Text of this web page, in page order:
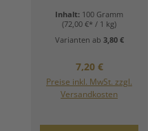
Inhalt: 100 Gramm
(72,00 €* / 1 kg)
Varianten ab 3,80 €
Regulärer Preis:
7,20 €
Preise inkl. MwSt. zzgl.
Versandkosten